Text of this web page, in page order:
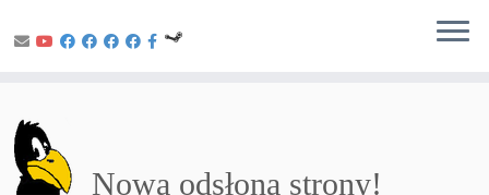
treści
Nowa odsłona strony!